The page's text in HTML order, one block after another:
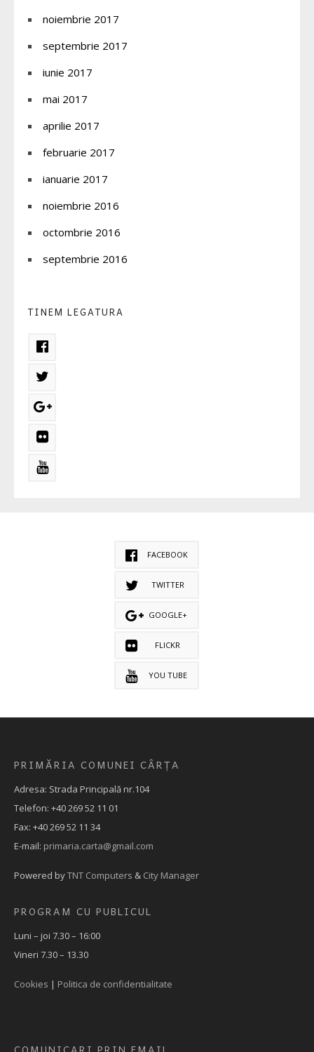
noiembrie 2017
septembrie 2017
iunie 2017
mai 2017
aprilie 2017
februarie 2017
ianuarie 2017
noiembrie 2016
octombrie 2016
septembrie 2016
TINEM LEGATURA
FACEBOOK
TWITTER
GOOGLE+
FLICKR
YOU TUBE
PRIMĂRIA COMUNEI CÂRȚA
Adresa: Strada Principală nr.104
Telefon: +40 269 52 11 01
Fax: +40 269 52 11 34
E-mail: primaria.carta@gmail.com
Powered byTNT Computers & City Manager
PROGRAM CU PUBLICUL
Luni – joi 7.30 – 16:00
Vineri 7.30 – 13.30
Cookies | Politica de confidentialitate